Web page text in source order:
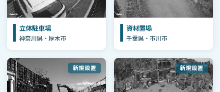
立体駐車場
神奈川県・厚木市
資材置場
千葉県・市川市
新規設置 新規設置